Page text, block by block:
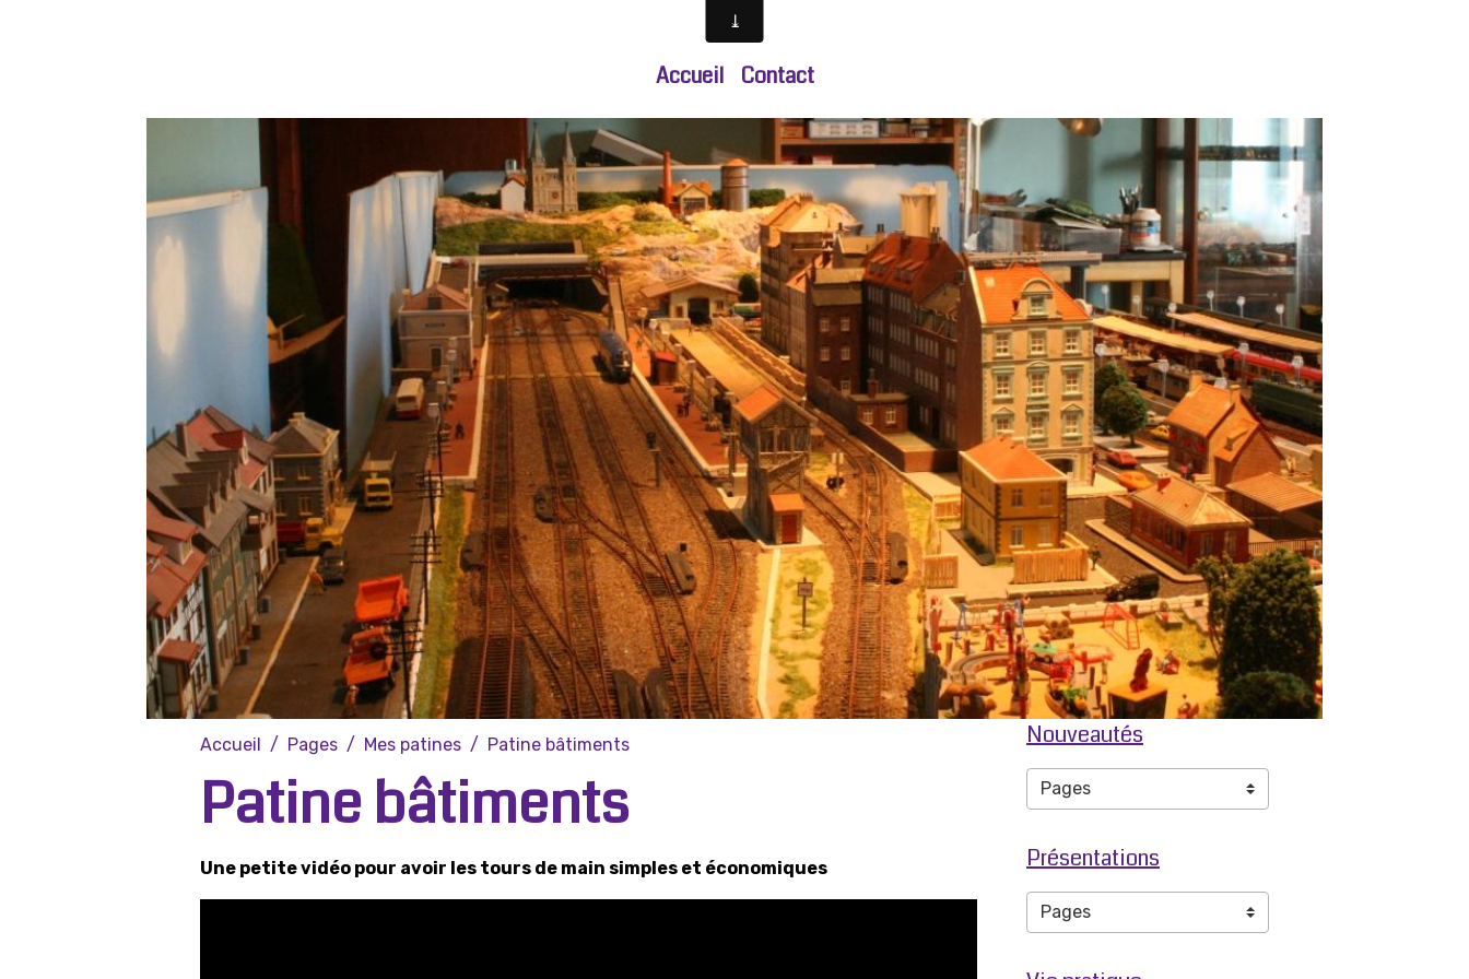
Accueil Contact
Accueil Pages Mes patines Patine bâtiments
Patine bâtiments
Une petite vidéo pour avoir les tours de main simples et économiques
Nouveautés
Présentations